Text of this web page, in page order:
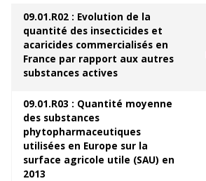
09.01.R02 : Evolution de la
quantité des insecticides et
acaricides commercialisés en
France par rapport aux autres
substances actives
09.01.R03 : Quantité moyenne
des substances
phytopharmaceutiques
utilisées en Europe sur la
surface agricole utile (SAU) en
2013